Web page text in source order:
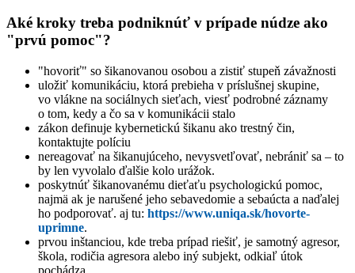
Aké kroky treba podniknúť v prípade núdze ako
"prvú pomoc"?
"hovoriť" so šikanovanou osobou a zistiť stupeň závažnosti
uložiť komunikáciu, ktorá prebieha v príslušnej skupine,
vo vlákne na sociálnych sieťach, viesť podrobné záznamy
o tom, kedy a čo sa v komunikácii stalo
zákon definuje kybernetickú šikanu ako trestný čin,
kontaktujte políciu
nereagovať na šikanujúceho, nevysvetľovať, nebrániť sa – to
by len vyvolalo ďalšie kolo urážok.
poskytnúť šikanovanému dieťaťu psychologickú pomoc,
najmä ak je narušené jeho sebavedomie a sebaúcta a naďalej
ho podporovať. aj tu: https://www.uniqa.sk/hovorte-
uprimne.
prvou inštanciou, kde treba prípad riešiť, je samotný agresor,
škola, rodičia agresora alebo iný subjekt, odkiaľ útok
pochádza.